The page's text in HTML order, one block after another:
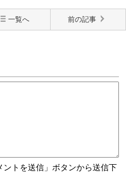
一覧へ 前の記事
ントを送信」ボタンから送信下